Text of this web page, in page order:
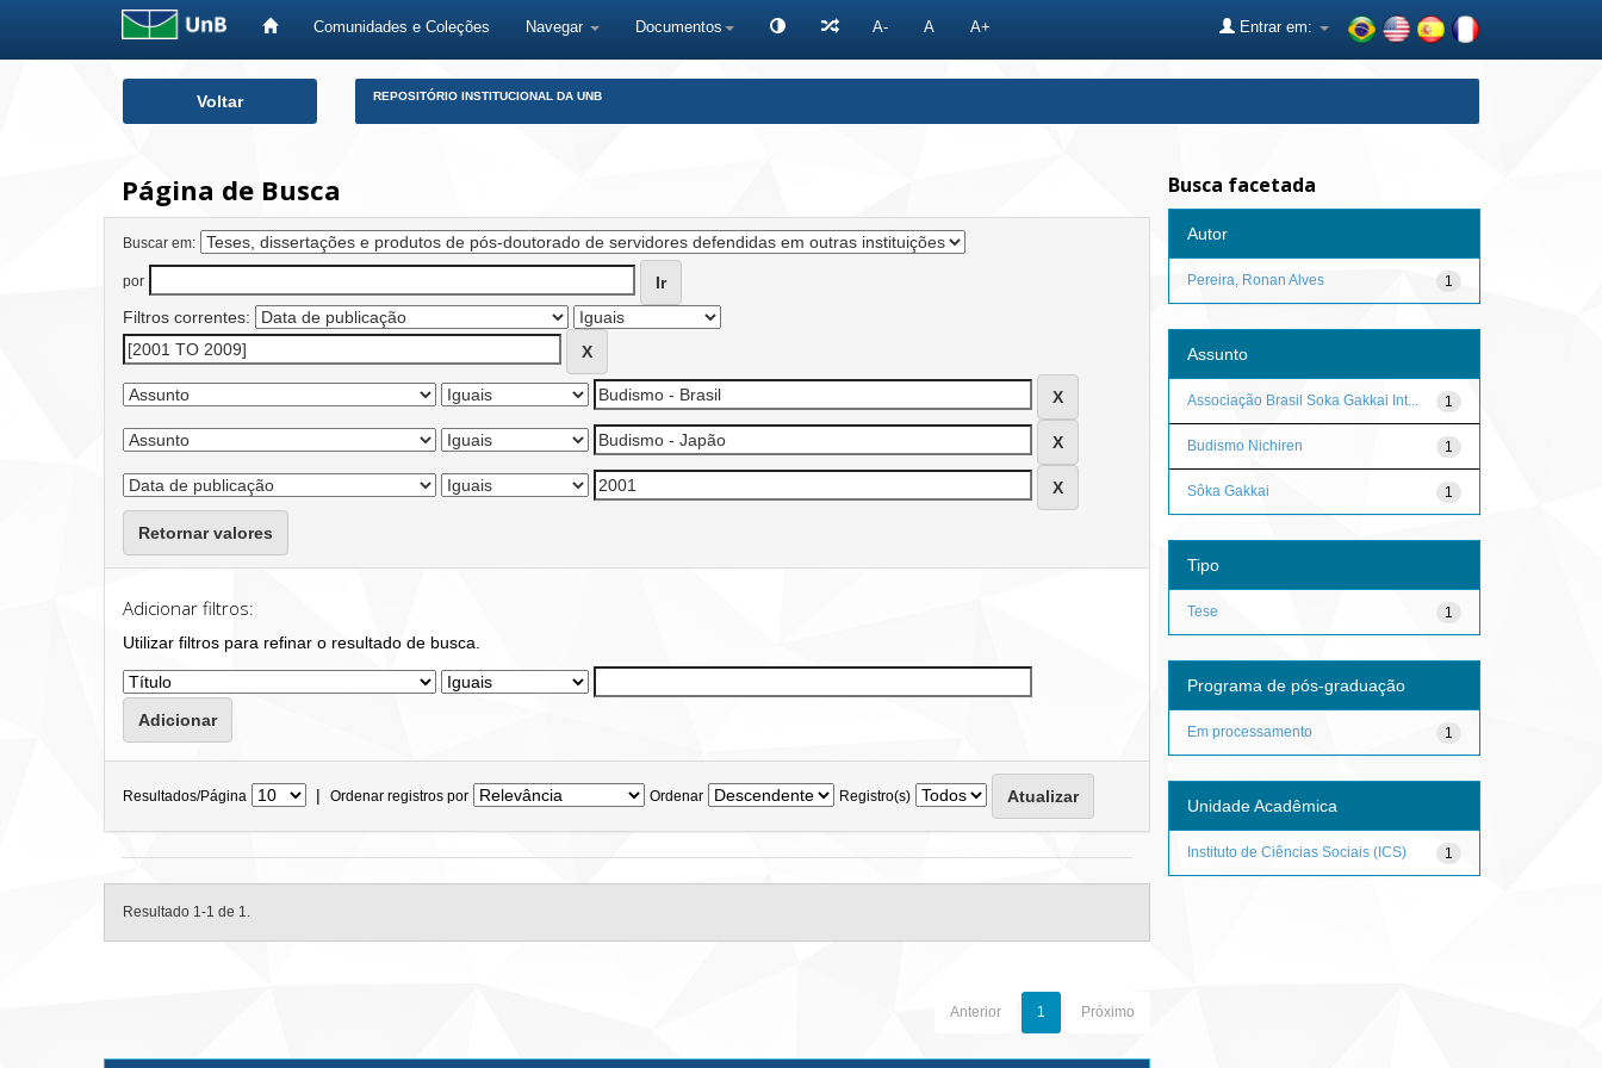
Comunidades e Coleções Navegar Documentos A- A A+ Entrar em:
Voltar REPOSITÓRIO INSTITUCIONAL DA UNB
Página de Busca
Buscar em:
por
Filtros correntes:
Retornar valores
Adicionar filtros:
Utilizar filtros para refinar o resultado de busca.
Resultados/Página | Ordenar registros por Ordenar Registro(s)
Resultado 1-1 de 1.
Anterior 1 Próximo
Busca facetada
Autor
1
Pereira, Ronan Alves
Assunto
1
Associação Brasil Soka Gakkai Int...
1
Budismo Nichiren
1
Sôka Gakkai
Tipo
1
Tese
Programa de pós-graduação
1
Em processamento
Unidade Acadêmica
1
Instituto de Ciências Sociais (ICS)